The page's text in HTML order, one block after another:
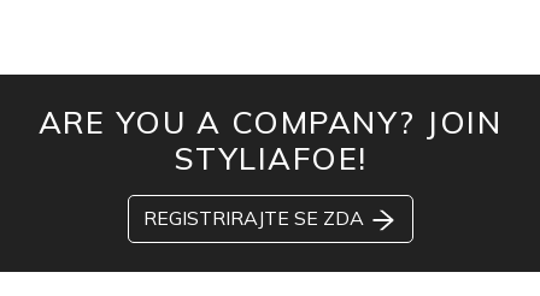
ARE YOU A COMPANY? JOIN
STYLIAFOE!
REGISTRIRAJTE SE ZDA